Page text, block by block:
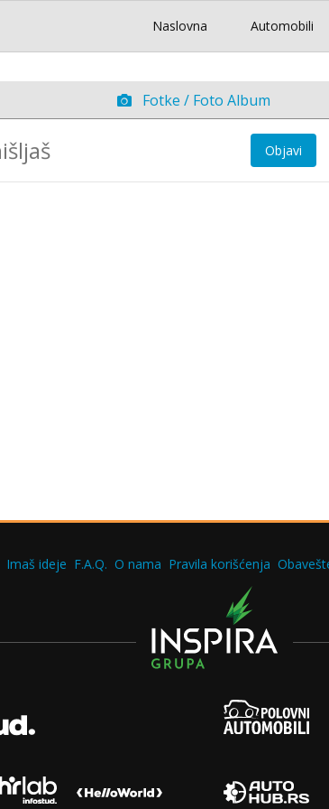
Naslovna Automobili
Fotke / Foto Album
Objavi
Imaš ideje F.A.Q. O nama Pravila korišćenja